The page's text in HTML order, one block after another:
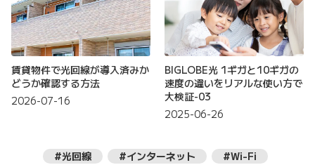
賃貸物件で光回線が導入済みか
どうか確認する方法
2026-07-16
BIGLOBE光 1ギガと10ギガの
速度の違いをリアルな使い方で
大検証-03
2025-06-26
#光回線 #インターネット
#Wi-Fi